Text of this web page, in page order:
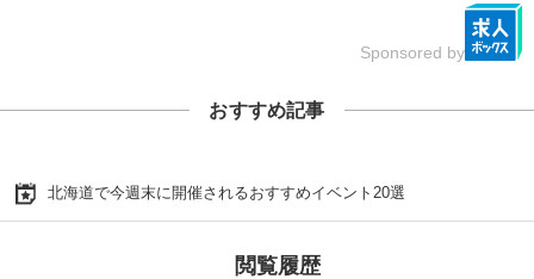
Sponsored by
おすすめ記事
北海道で今週末に開催されるおすすめイベント20選
閲覧履歴